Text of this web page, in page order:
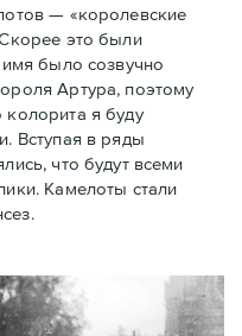
— «королевские
это были
было созвучно
Артура, поэтому
колорита я буду
Вступая в ряды
что будут всеми
Камелоты стали